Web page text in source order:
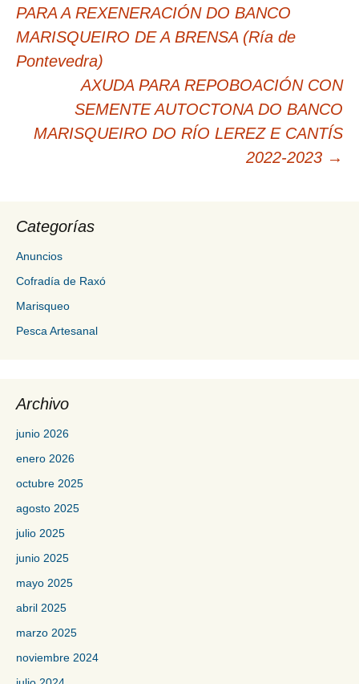
de
entradas
PARA A REXENERACIÓN DO BANCO
MARISQUEIRO DE A BRENSA (Ría de
Pontevedra)
AXUDA PARA REPOBOACIÓN CON
SEMENTE AUTOCTONA DO BANCO
MARISQUEIRO DO RÍO LEREZ E CANTÍS
2022-2023 →
Categorías
Anuncios
Cofradía de Raxó
Marisqueo
Pesca Artesanal
Archivo
junio 2026
enero 2026
octubre 2025
agosto 2025
julio 2025
junio 2025
mayo 2025
abril 2025
marzo 2025
noviembre 2024